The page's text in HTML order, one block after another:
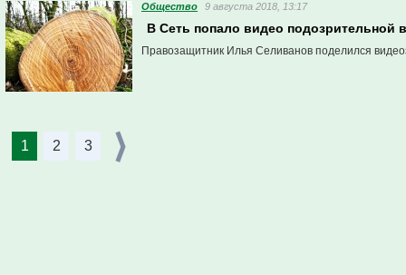
Общество 9 августа 2018, 13:17
В Сеть попало видео подозрительной
Правозащитник Илья Селиванов поделился
1 2 3